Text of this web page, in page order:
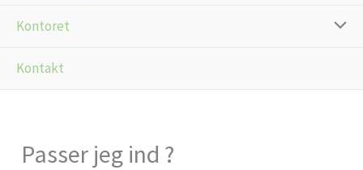
Kontoret
Kontakt
Passer jeg ind ?